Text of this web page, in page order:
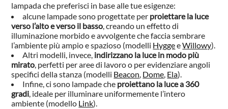
lampada che preferisci in base alle tue esigenze:
alcune lampade sono progettate per proiettare la luce
verso l’alto e verso il basso, creando un effetto di
illuminazione morbido e avvolgente che faccia sembrare
l’ambiente più ampio e spazioso (modelli HyggeeWillowy).
Altri modelli, invece, indirizzano la luce in modo più
mirato, perfetti per aree di lavoro o per evidenziare angoli
specifici della stanza (modelli Beacon, Dome, Ela).
Infine, ci sono lampade che proiettano la luce a 360
gradi, ideale per illuminare uniformemente l’intero
ambiente (modello Link).